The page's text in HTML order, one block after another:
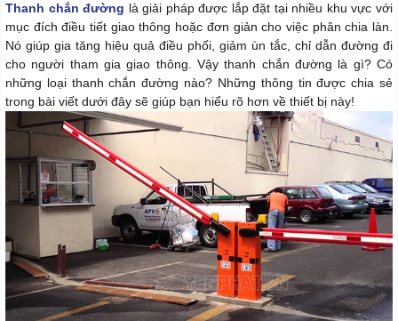
Thanh chắn đường là giải pháp được lắp đặt tại nhiều khu vực với
mục đích điều tiết giao thông hoặc đơn giản cho việc phân chia làn.
Nó giúp gia tăng hiệu quả điều phối, giảm ùn tắc, chỉ dẫn đường đi
cho người tham gia giao thông. Vậy thanh chắn đường là gì? Có
những loại thanh chắn đường nào? Những thông tin được chia sẻ
trong bài viết dưới đây sẽ giúp bạn hiểu rõ hơn về thiết bị này!